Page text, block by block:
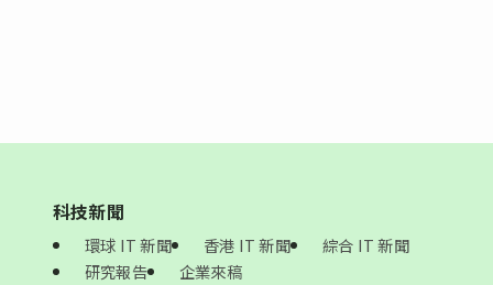
科技新聞
環球 IT 新聞 香港 IT 新聞
綜合 IT 新聞
研究報告
企業來稿